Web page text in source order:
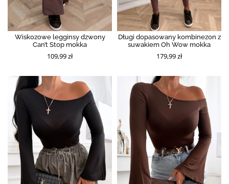
Wiskozowe legginsy dzwony
Can’t Stop mokka
109,99 zł
Długi dopasowany kombinezon z
suwakiem Oh Wow mokka
179,99 zł